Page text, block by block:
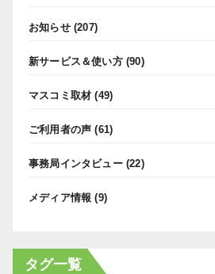
お知らせ(207)
新サービス＆使い方(90)
マスコミ取材 (49)
ご利用者の声 (61)
事務局インタビュー(22)
メディア情報 (9)
タグ一覧